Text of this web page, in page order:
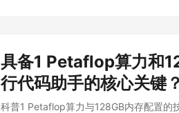
具备1 Petaflop算力和
行代码助手的核心关键？
科普1 Petaflop算力与128GB内存配置的